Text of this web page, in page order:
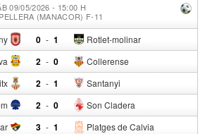
09/05/2026 - 15:00 H
(MANACOR) F-11
0 - Rotlet-molinar
1
2 - Collerense
0
2 - Santanyi
1
2 - Son Cladera
0
3 - Platges de Calvia
1